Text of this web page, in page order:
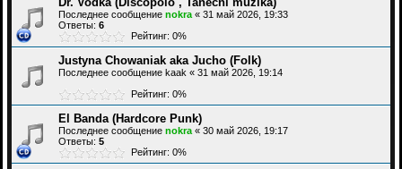
Последнее сообщение nokra « 31 май 2026, 19:33
Ответы: 6
Рейтинг: 0%
Justyna Chowaniak aka Jucho (Folk)
Последнее сообщение kaak « 31 май 2026, 19:14
Рейтинг: 0%
El Banda (Hardcore Punk)
Последнее сообщение nokra « 30 май 2026, 19:17
Ответы: 5
Рейтинг: 0%